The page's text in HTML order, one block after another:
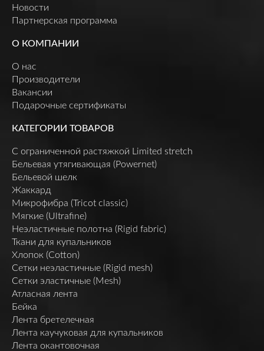
Новости
Партнерская программа
О КОМПАНИИ
О нас
Производители
Вакансии
Подарочные сертификаты
КАТЕГОРИИ ТОВАРОВ
C ограниченной растяжкой Limited stretch
Бельевая утягивающая (Powernet)
Бельевой шелк
Жаккард
Микрофибра (Tricot classic)
Мягкие (Ultrafine)
Неэластичные полотна (Rigid fabric)
Ткани для купальников
Хлопок (Cotton)
Сетки неэластичные (Rigid mesh)
Сетки эластичные (Mesh)
Атласная лента
Бейка
Лента бретелечная
Лента каучуковая для купальников
Лента окантовочная